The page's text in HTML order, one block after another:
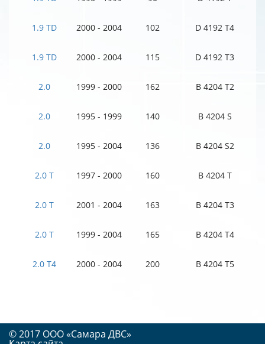
1.9 TD 2000 - 2004 102 D 4192 T4
1.9 TD 2000 - 2004 115 D 4192 T3
2.0 1999 - 2000 162 B 4204 T2
2.0 1995 - 1999 140 B 4204 S
2.0 1995 - 2004 136 B 4204 S2
2.0 T 1997 - 2000 160 B 4204 T
2.0 T 2001 - 2004 163 B 4204 T3
2.0 T 1999 - 2004 165 B 4204 T4
2.0 T4 2000 - 2004 200 B 4204 T5
© 2017 OOO «Самара ДВС»